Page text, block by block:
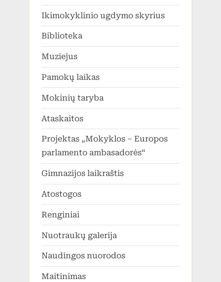
Ikimokyklinio ugdymo skyrius
Biblioteka
Muziejus
Pamokų laikas
Mokinių taryba
Ataskaitos
Projektas „Mokyklos – Europos
parlamento ambasadorės“
Gimnazijos laikraštis
Atostogos
Renginiai
Nuotraukų galerija
Naudingos nuorodos
Maitinimas